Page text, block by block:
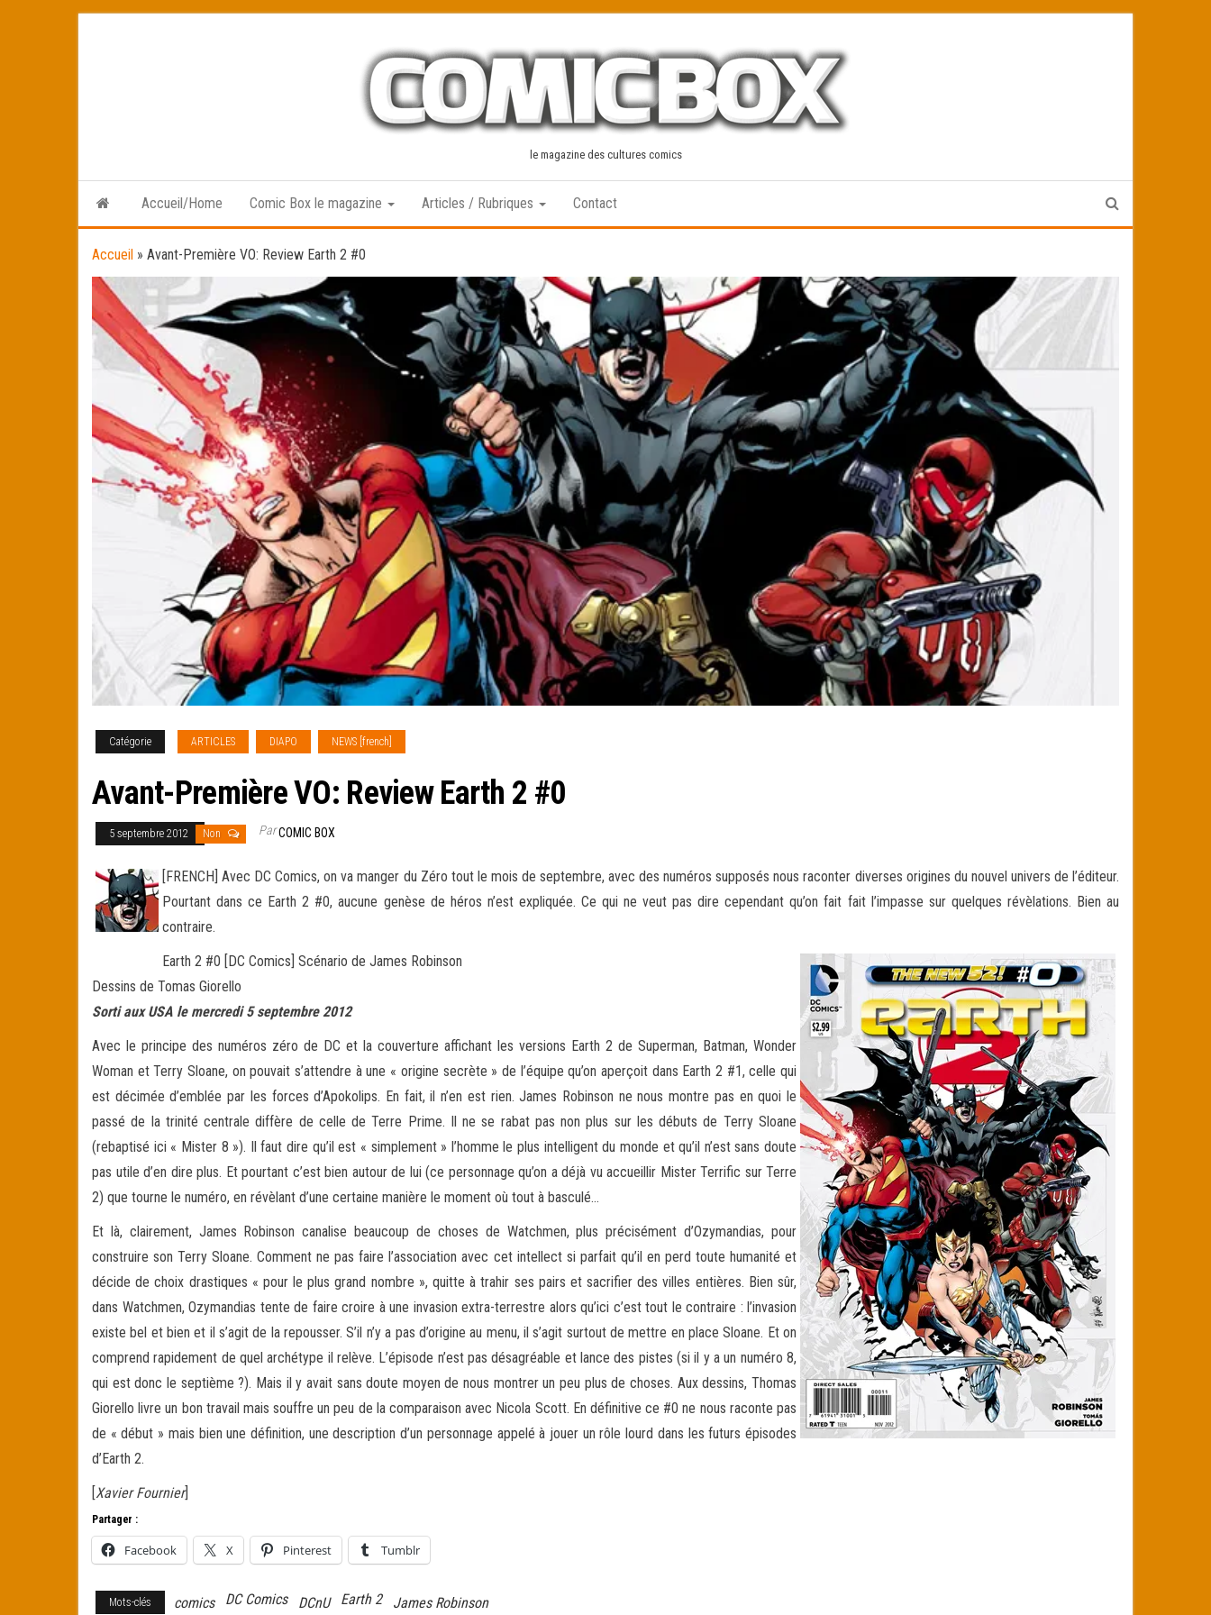
le magazine des cultures comics
Accueil/Home Comic Box le magazine Articles / Rubriques Contact
Accueil » Avant-Première VO: Review Earth 2 #0
Catégorie ARTICLES DIAPO NEWS [french]
Avant-Première VO: Review Earth 2 #0
5 septembre 2012 Non ParCOMIC BOX
[FRENCH] Avec DC Comics, on va manger du Zéro tout le mois de septembre, avec des numéros supposés nous raconter diverses origines du nouvel univers de l’éditeur.
Pourtant dans ce Earth 2 #0, aucune genèse de héros n’est expliquée. Ce qui ne veut pas dire cependant qu’on fait fait l’impasse sur quelques révèlations. Bien au
contraire.
Earth 2 #0 [DC Comics] Scénario de James Robinson
Dessins de Tomas Giorello
Sorti aux USA le mercredi 5 septembre 2012
Avec le principe des numéros zéro de DC et la couverture affichant les versions Earth 2 de Superman, Batman, Wonder
Woman et Terry Sloane, on pouvait s’attendre à une « origine secrète » de l’équipe qu’on aperçoit dans Earth 2 #1, celle qui
est décimée d’emblée par les forces d’Apokolips. En fait, il n’en est rien. James Robinson ne nous montre pas en quoi le
passé de la trinité centrale diffère de celle de Terre Prime. Il ne se rabat pas non plus sur les débuts de Terry Sloane
(rebaptisé ici « Mister 8 »). Il faut dire qu’il est « simplement » l’homme le plus intelligent du monde et qu’il n’est sans doute
pas utile d’en dire plus. Et pourtant c’est bien autour de lui (ce personnage qu’on a déjà vu accueillir Mister Terrific sur Terre
2) que tourne le numéro, en révèlant d’une certaine manière le moment où tout à basculé…
Et là, clairement, James Robinson canalise beaucoup de choses de Watchmen, plus précisément d’Ozymandias, pour
construire son Terry Sloane. Comment ne pas faire l’association avec cet intellect si parfait qu’il en perd toute humanité et
décide de choix drastiques « pour le plus grand nombre », quitte à trahir ses pairs et sacrifier des villes entières. Bien sûr,
dans Watchmen, Ozymandias tente de faire croire à une invasion extra-terrestre alors qu’ici c’est tout le contraire : l’invasion
existe bel et bien et il s’agit de la repousser. S’il n’y a pas d’origine au menu, il s’agit surtout de mettre en place Sloane. Et on
comprend rapidement de quel archétype il relève. L’épisode n’est pas désagréable et lance des pistes (si il y a un numéro 8,
qui est donc le septième ?). Mais il y avait sans doute moyen de nous montrer un peu plus de choses. Aux dessins, Thomas
Giorello livre un bon travail mais souffre un peu de la comparaison avec Nicola Scott. En définitive ce #0 ne nous raconte pas
de « début » mais bien une définition, une description d’un personnage appelé à jouer un rôle lourd dans les futurs épisodes
d’Earth 2.
[Xavier Fournier]
Partager :
Facebook X Pinterest Tumblr
Mots-clés comics DC Comics DCnU Earth 2 James Robinson